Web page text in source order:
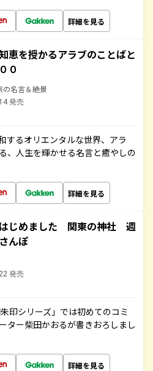
詳細を見る
恵を授かるアラブのことばと
０
の名言＆絶景
発売
するオリエンタルな世界、アラ
、人生を輝かせる名言と癒やしの
詳細を見る
じめました 関東の神社 週
んぽ
発売
印シリーズ」では初めてのコミ
ター柴田かおるが書きおろしまし
詳細を見る